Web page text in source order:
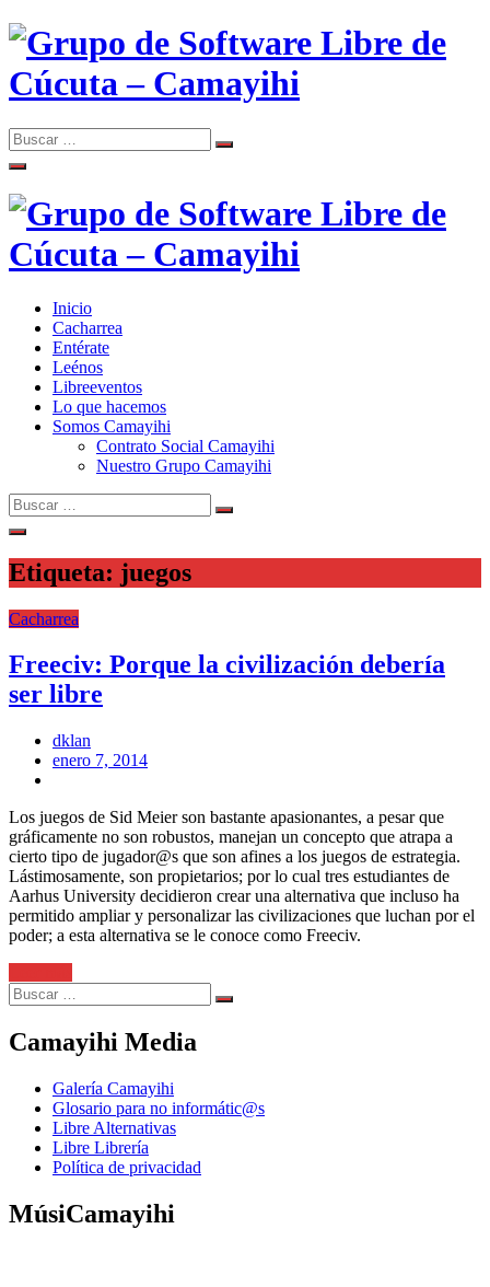
Skip
content
Grupo de Software Libre de
Cúcuta – Camayihi
Comunidad de Software Libre de Cúcuta
Search
for:
Search
Grupo de Software Libre de
Cúcuta – Camayihi
Comunidad de Software Libre de Cúcuta
Inicio
Cacharrea
Entérate
Leénos
Libreeventos
Lo que hacemos
Somos Camayihi
Contrato Social Camayihi
Nuestro Grupo Camayihi
Search
for:
Search
Etiqueta: juegos
Cacharrea
Freeciv: Porque la civilización debería
ser libre
dklan
Posted
enero 7, 2014
Los juegos de Sid Meier son bastante apasionantes, a pesar que
gráficamente no son robustos, manejan un concepto que atrapa a
cierto tipo de jugador@s que son afines a los juegos de estrategia.
Lástimosamente, son propietarios; por lo cual tres estudiantes de
Aarhus University decidieron crear una alternativa que incluso ha
permitido ampliar y personalizar las civilizaciones que luchan por el
poder; a esta alternativa se le conoce como Freeciv.
Search
for:
Search
Camayihi Media
Galería Camayihi
Glosario para no informátic@s
Libre Alternativas
Libre Librería
Política de privacidad
MúsiCamayihi